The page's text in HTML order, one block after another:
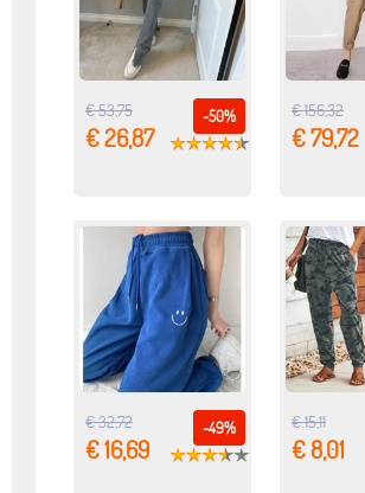
-50%
€ 53,75
€ 26,87
€ 156,32
€ 79,72
-49%
€ 32,72
€ 16,69
€ 15,11
€ 8,01